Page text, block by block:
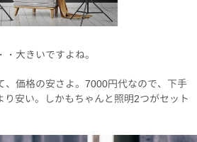
大きいですよね。
、価格の安さよ。7000円代なので、下手
り安い。しかもちゃんと照明2つがセット